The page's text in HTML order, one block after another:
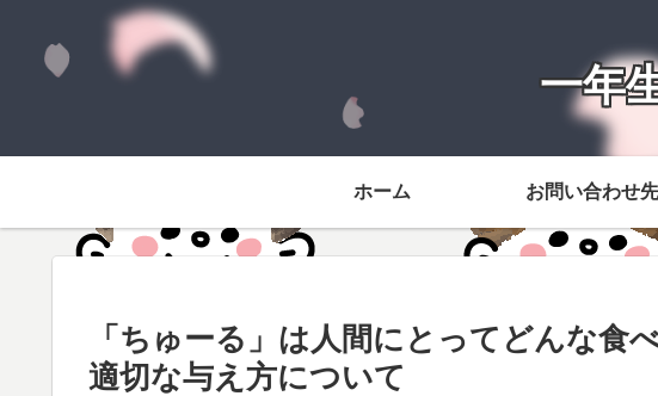
一年
ホーム お問い合わせ先
「ちゅーる」は人間にとってどんな食
適切な与え方について